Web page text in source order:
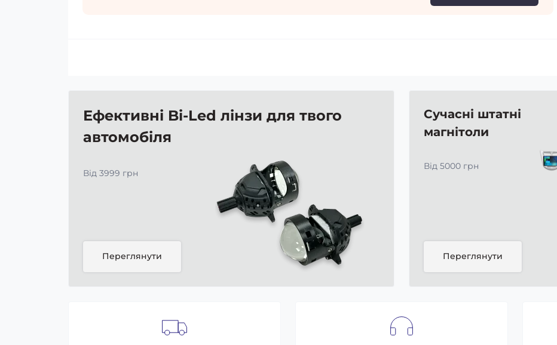
Ефективні Bi-Led лінзи для твого
автомобіля
Від 3999 грн
Переглянути
Сучасні штатні
магнітоли
Від 5000 грн
Переглянути